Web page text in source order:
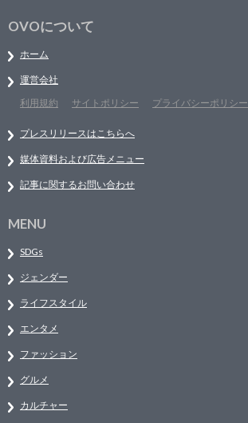
OVOについて
ホーム
運営会社
利用規約
サイトポリシー プライバシーポリシー
プレスリリースはこちらへ
媒体資料および広告メニュー
記事に関するお問い合わせ
MENU
SDGs
ジェンダー
ライフスタイル
エンタメ
ファッション
グルメ
カルチャー